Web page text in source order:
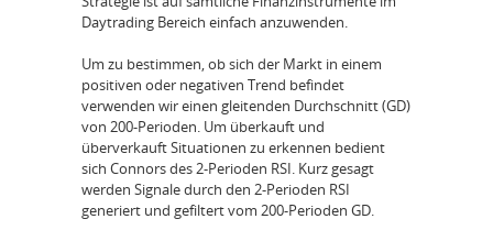
Daytrading Bereich einfach anzuwenden.
Um zu bestimmen, ob sich der Markt in einem
positiven oder negativen Trend befindet
verwenden wir einen gleitenden Durchschnitt (GD)
von 200-Perioden. Um überkauft und
überverkauft Situationen zu erkennen bedient
sich Connors des 2-Perioden RSI. Kurz gesagt
werden Signale durch den 2-Perioden RSI
generiert und gefiltert vom 200-Perioden GD.